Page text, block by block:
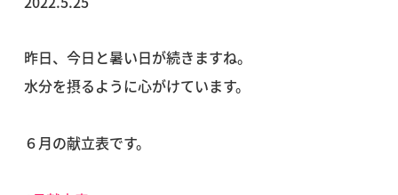
昨日、今日と暑い日が続きますね。
水分を摂るように心がけています。
６月の献立表です。